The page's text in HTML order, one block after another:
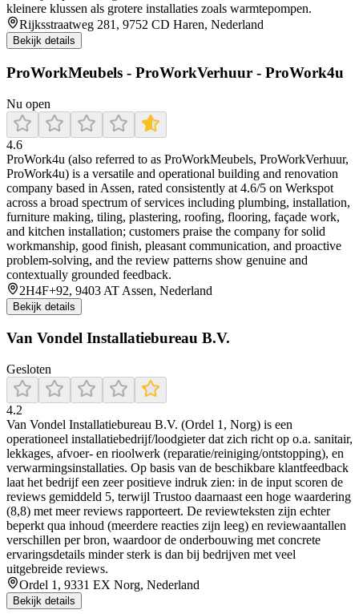
kleinere klussen als grotere installaties zoals warmtepompen.
Rijksstraatweg 281, 9752 CD Haren, Nederland
Bekijk details
ProWorkMeubels - ProWorkVerhuur - ProWork4u
Nu open
4.6
ProWork4u (also referred to as ProWorkMeubels, ProWorkVerhuur,
ProWork4u) is a versatile and operational building and renovation
company based in Assen, rated consistently at 4.6/5 on Werkspot
across a broad spectrum of services including plumbing, installation,
furniture making, tiling, plastering, roofing, flooring, façade work,
and kitchen installation; customers praise the company for solid
workmanship, good finish, pleasant communication, and proactive
problem-solving, and the review patterns show genuine and
contextually grounded feedback.
2H4F+92, 9403 AT Assen, Nederland
Bekijk details
Van Vondel Installatiebureau B.V.
Gesloten
4.2
Van Vondel Installatiebureau B.V. (Ordel 1, Norg) is een
operationeel installatiebedrijf/loodgieter dat zich richt op o.a. sanitair,
lekkages, afvoer- en rioolwerk (reparatie/reiniging/ontstopping), en
verwarmingsinstallaties. Op basis van de beschikbare klantfeedback
laat het bedrijf een zeer positieve indruk zien: in de input scoren de
reviews gemiddeld 5, terwijl Trustoo daarnaast een hoge waardering
(8,8) met meer reviews rapporteert. De reviewteksten zijn echter
beperkt qua inhoud (meerdere reacties zijn leeg) en reviewaantallen
verschillen per bron, waardoor de onderbouwing met concrete
ervaringsdetails minder sterk is dan bij bedrijven met veel
uitgebreide reviews.
Ordel 1, 9331 EX Norg, Nederland
Bekijk details